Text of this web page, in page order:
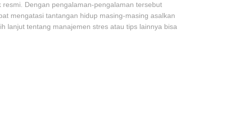
Dengan pengalaman-pengalaman tersebut
mengatasi tantangan hidup masing-masing asalkan
lanjut tentang manajemen stres atau tips lainnya bisa